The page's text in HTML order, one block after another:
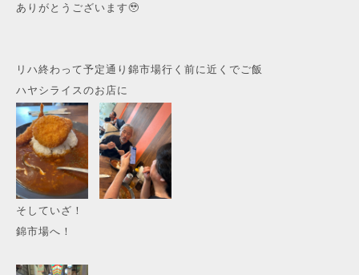
ありがとうございます🥹
リハ終わって予定通り錦市場行く前に近くでご飯
ハヤシライスのお店に
そしていざ！
錦市場へ！